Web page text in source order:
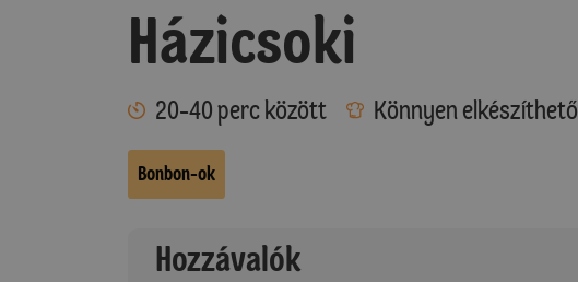
Házicsoki
20-40 perc között Könnyen elkészíthető
Bonbon-ok
Hozzávalók